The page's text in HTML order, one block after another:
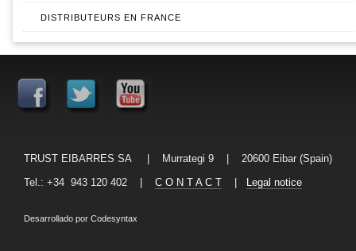
DISTRIBUTEURS EN FRANCE
TRUST EIBARRES SA | Murrategi 9 | 20600 Eibar (Spain)
Tel.: +34 943 120 402 | C O N T A C T Legal notice
Desarrollado por Codesyntax